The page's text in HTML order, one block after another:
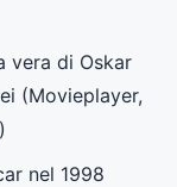
vera di Oskar
(Movieplayer,
nel 1998